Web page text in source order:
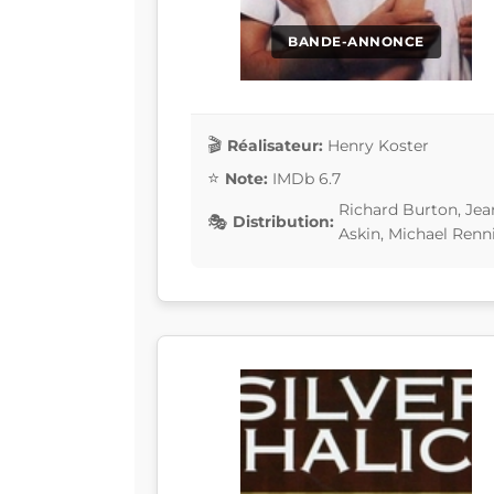
BANDE-ANNONCE
Réalisateur: Henry Koster
Note: IMDb 6.7
Distribution:
Richard Burton,
Askin, Michael